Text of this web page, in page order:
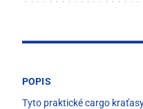
POPIS
Tyto praktické cargo